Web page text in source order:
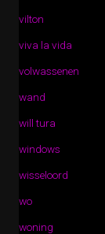
vilton
viva la vida
volwassenen
wand
will tura
windows
wisseloord
wo
woning